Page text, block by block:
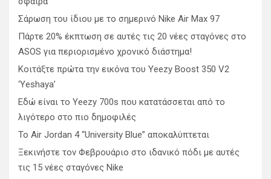
Σάρωση του ίδιου με το σημερινό Nike Air Max 97
Πάρτε 20% έκπτωση σε αυτές τις 20 νέες σταγόνες στο
ASOS για περιορισμένο χρονικό διάστημα!
Κοιτάξτε πρώτα την εικόνα του Yeezy Boost 350 V2
‘Yeshaya’
Εδώ είναι το Yeezy 700s που κατατάσσεται από το
λιγότερο στο πιο δημοφιλές
Το Air Jordan 4 “University Blue” αποκαλύπτεται
Ξεκινήστε τον Φεβρουάριο στο ιδανικό πόδι με αυτές
τις 15 νέες σταγόνες Nike